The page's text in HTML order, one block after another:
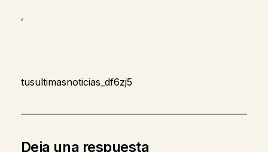
,
tusultimasnoticias_df6zj5
Deja una respuesta